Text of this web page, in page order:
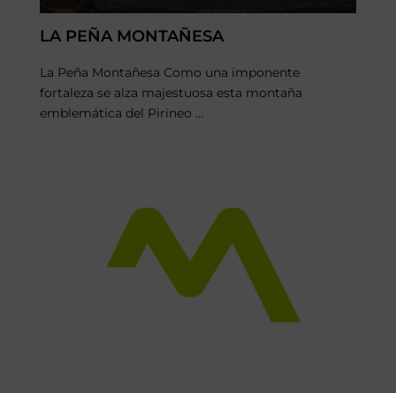
LA PEÑA MONTAÑESA
La Peña Montañesa Como una imponente
fortaleza se alza majestuosa esta montaña
emblemática del Pirineo ...